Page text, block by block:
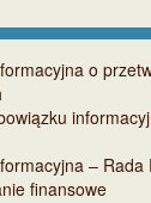
o
– Rada
finansowe